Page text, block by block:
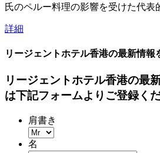
氏のペルー料理の影響を受けた代
詳細
リージェントホテル香港の最新情報
リージェントホテル香港の最
は下記フォームよりご登録く
肩書き
名